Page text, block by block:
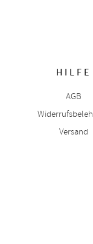
HILFE
AGB
Versand